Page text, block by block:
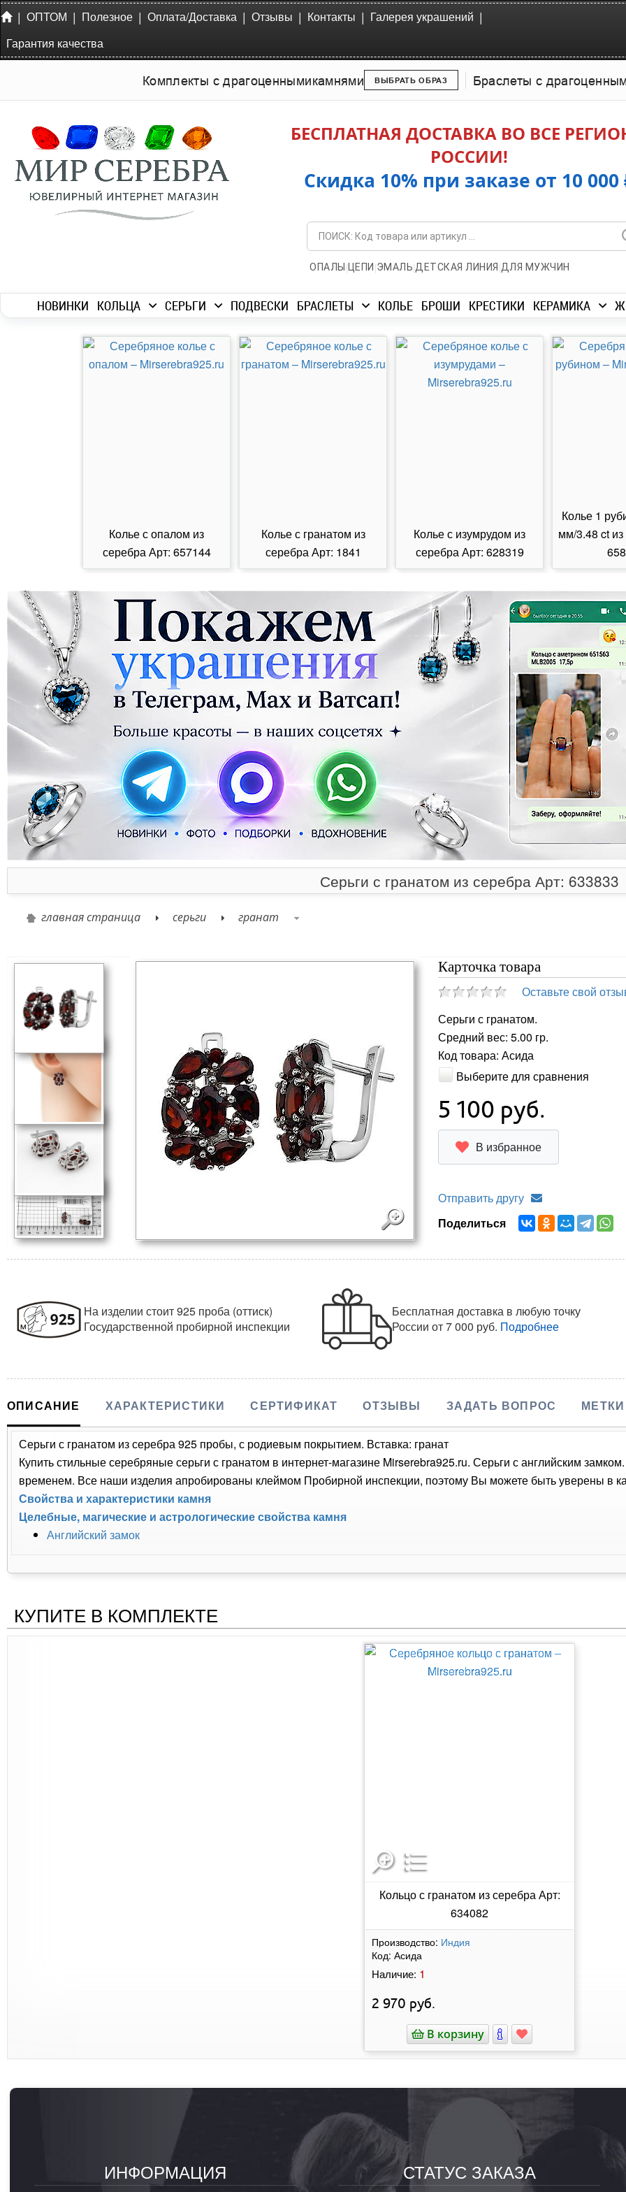
| ОПТОМ | Полезное | Оплата/Доставка | Отзывы | Контакты | Галерея украшений |
Гарантия качества
Комплекты с драгоценнымикамнями ВЫБРАТЬ ОБРАЗ Браслеты с
БЕСПЛАТНАЯ ДОСТАВКА ВО ВСЕ
РОССИИ!
Скидка 10% при заказе от 10 000
ОПАЛЫ | ЦЕПИ |ЭМАЛЬ|ДЕТСКАЯ ЛИНИЯ |ДЛЯ МУЖЧИН
НОВИНКИ КОЛЬЦА СЕРЬГИ ПОДВЕСКИ БРАСЛЕТЫ КОЛЬЕ БРОШИ КРЕСТИКИ КЕРАМИКА
Колье с опалом из
серебра Арт: 657144
Колье с гранатом из
серебра Арт: 1841
Колье с изумрудом из
серебра Арт: 628319
Колье 1
мм/3.48 ct
Серьги с гранатом из серебра Арт: 633833
главная страница серьги гранат
Карточка товара
Оставьте свой
Серьги с гранатом.
Средний вес: 5.00 гр.
Код товара: Асида
Выберите для сравнения
5 100 руб.
В избранное
Отправить другу
Поделиться
На изделии стоит 925 проба (оттиск)
Государственной пробирной инспекции
Бесплатная доставка в любую точку
Россииот 7 000 руб. Подробнее
ОПИСАНИЕ ХАРАКТЕРИСТИКИ СЕРТИФИКАТ ОТЗЫВЫ ЗАДАТЬ ВОПРОС МЕТКИ
Серьги с гранатом из серебра 925 пробы, с родиевым покрытием. Вставка: гранат
Купить стильные серебряные серьги с гранатом в интернет-магазине Mirserebra925.ru. Серьги с английским
временем. Все наши изделия апробированы клеймом Пробирной инспекции, поэтому Вы можете быть уверены в
Свойства и характеристики камня
Целебные, магические и астрологические свойства камня
Английский замок
КУПИТЕ В КОМПЛЕКТЕ
Кольцо с гранатом из серебра Арт:
634082
Производство: Индия
Код: Асида
Наличие: 1
2 970 руб.
В корзину
ИНФОРМАЦИЯ СТАТУС ЗАКАЗА